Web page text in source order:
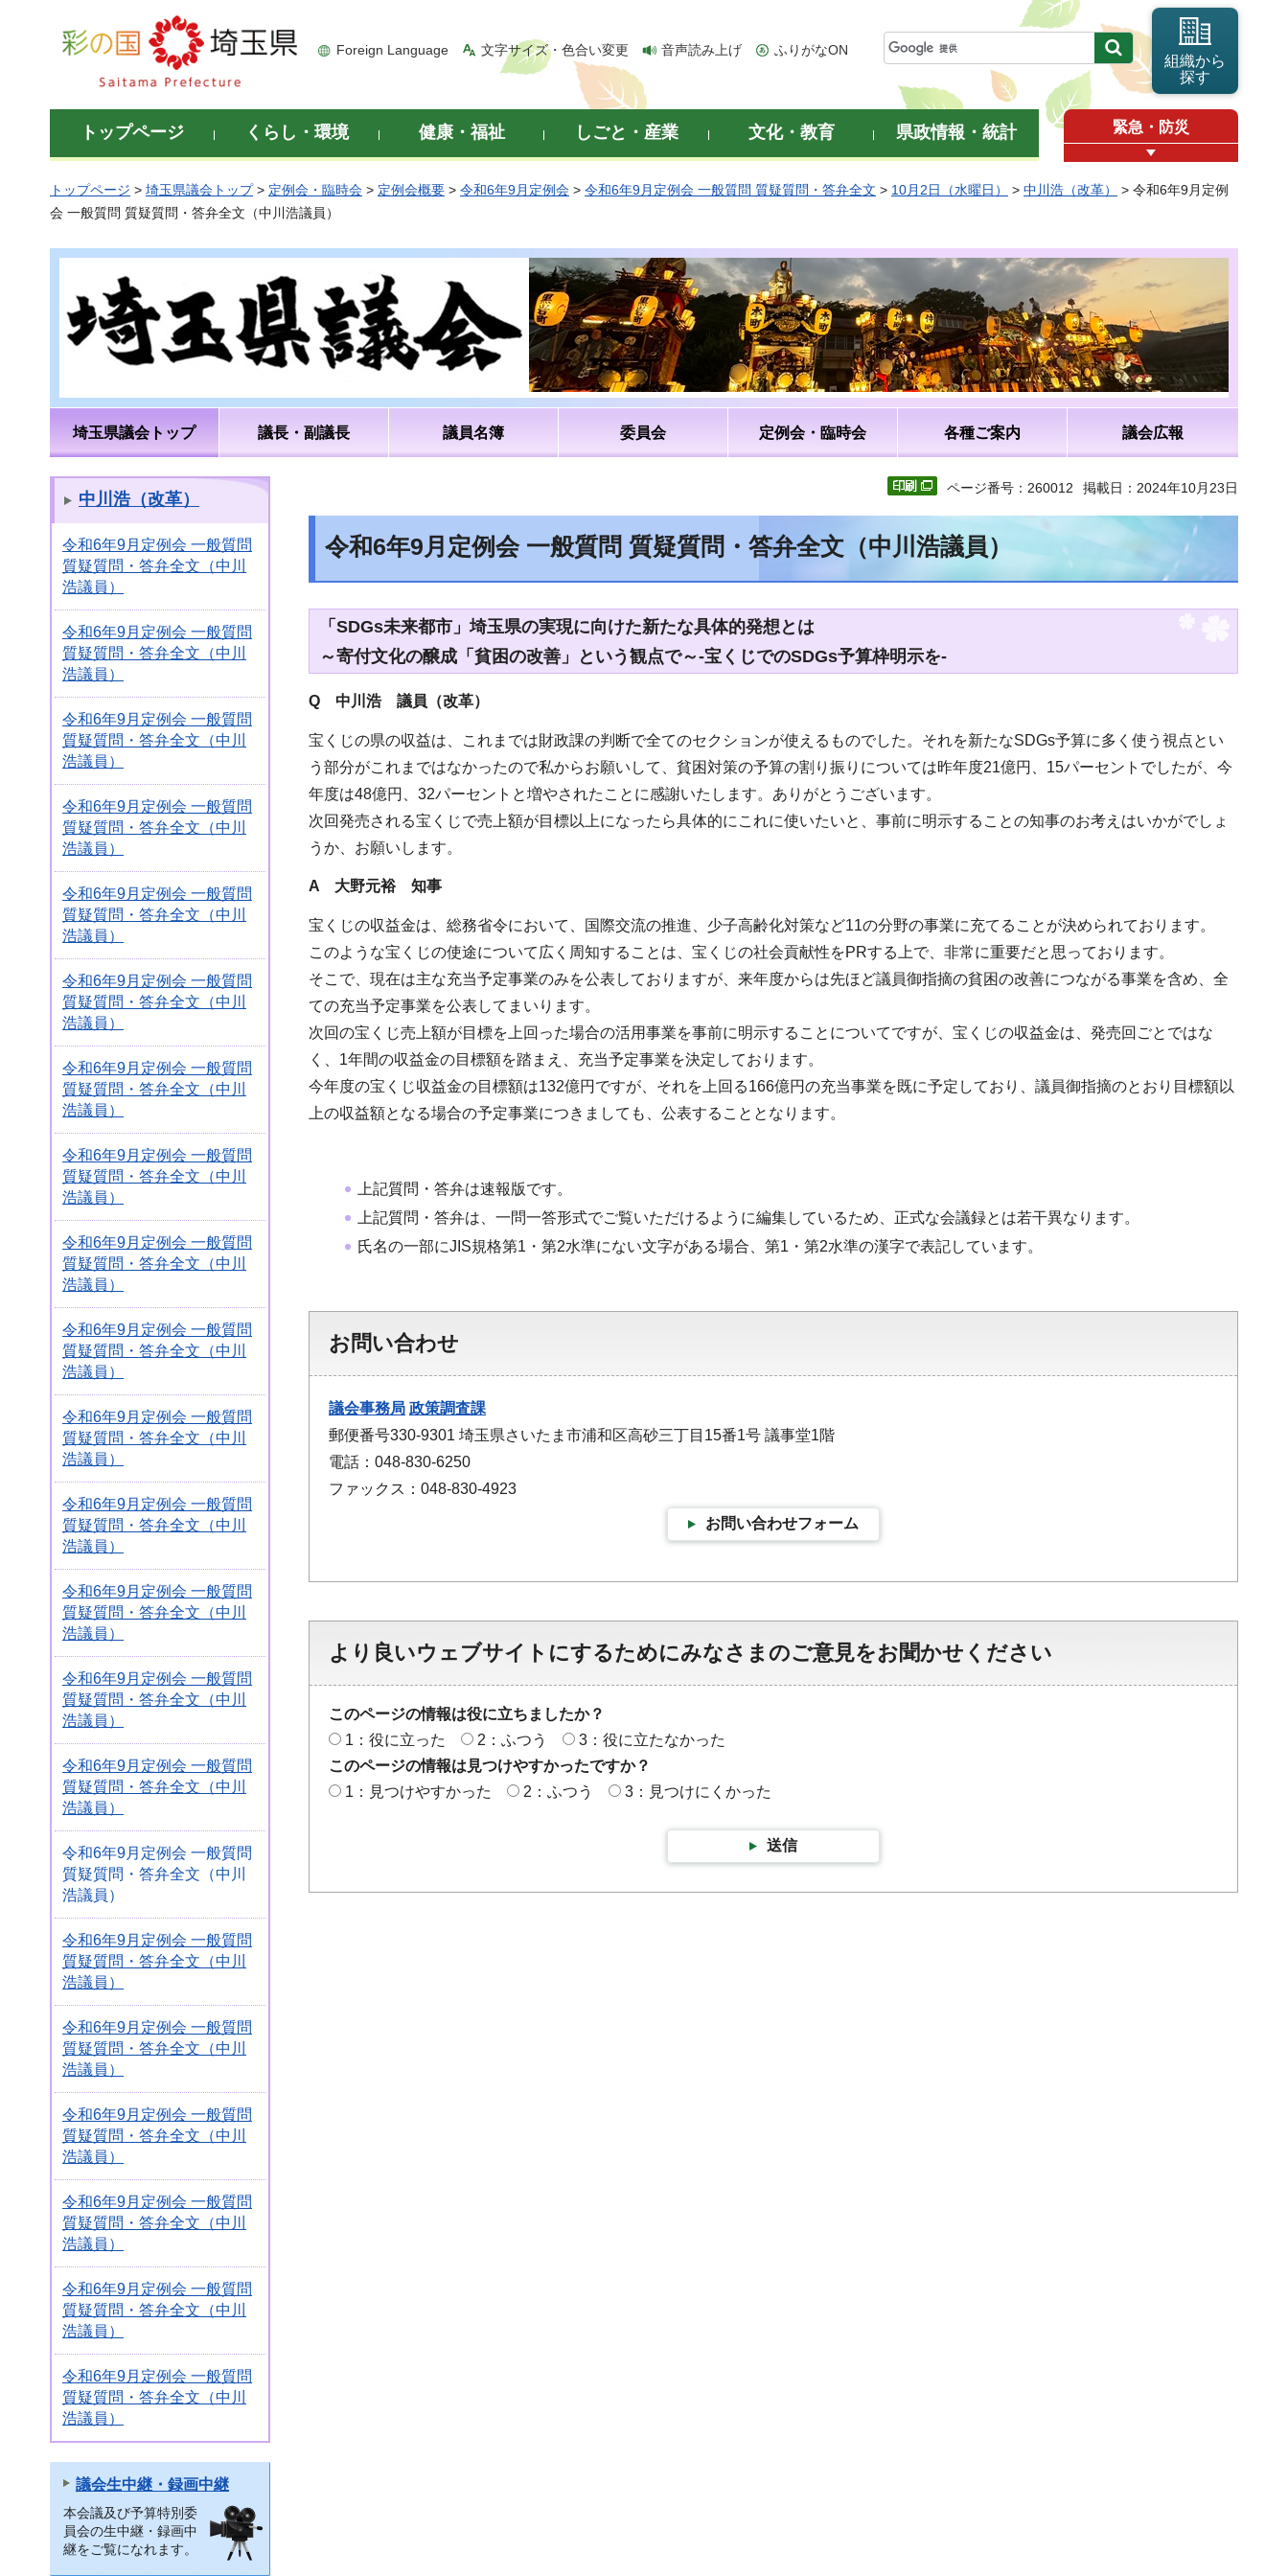
彩の国 埼玉県
Foreign Language 文字サイズ・色合い変更 音声読み上げ ふりがなON
組織から
探す
トップページ くらし・環境 健康・福祉 しごと・産業 文化・教育 県政情報・統計 緊急・防災
トップページ > 埼玉県議会トップ> 定例会・臨時会 > 定例会概要 > 令和6年9月定例会 > 令和6年9月定例会 一般質問 質疑質問・答弁全文 > 10月2日（水曜日） > 中川浩（改革）
> 令和6年9月定例
会 一般質問 質疑質問・答弁全文（中川浩議員）
埼玉県議会トップ 議長・副議長 議員名簿 委員会 定例会・臨時会 各種ご案内 議会広報
中川浩（改革）
令和6年9月定例会 一般質問
質疑質問・答弁全文（中川
浩議員）
令和6年9月定例会 一般質問
質疑質問・答弁全文（中川
浩議員）
令和6年9月定例会 一般質問
質疑質問・答弁全文（中川
浩議員）
令和6年9月定例会 一般質問
質疑質問・答弁全文（中川
浩議員）
令和6年9月定例会 一般質問
質疑質問・答弁全文（中川
浩議員）
令和6年9月定例会 一般質問
質疑質問・答弁全文（中川
浩議員）
令和6年9月定例会 一般質問
質疑質問・答弁全文（中川
浩議員）
令和6年9月定例会 一般質問
質疑質問・答弁全文（中川
浩議員）
令和6年9月定例会 一般質問
質疑質問・答弁全文（中川
浩議員）
令和6年9月定例会 一般質問
質疑質問・答弁全文（中川
浩議員）
令和6年9月定例会 一般質問
質疑質問・答弁全文（中川
浩議員）
令和6年9月定例会 一般質問
質疑質問・答弁全文（中川
浩議員）
令和6年9月定例会 一般質問
質疑質問・答弁全文（中川
浩議員）
令和6年9月定例会 一般質問
質疑質問・答弁全文（中川
浩議員）
令和6年9月定例会 一般質問
質疑質問・答弁全文（中川
浩議員）
令和6年9月定例会 一般質問
質疑質問・答弁全文（中川
浩議員）
令和6年9月定例会 一般質問
質疑質問・答弁全文（中川
浩議員）
令和6年9月定例会 一般質問
質疑質問・答弁全文（中川
浩議員）
令和6年9月定例会 一般質問
質疑質問・答弁全文（中川
浩議員）
令和6年9月定例会 一般質問
質疑質問・答弁全文（中川
浩議員）
令和6年9月定例会 一般質問
質疑質問・答弁全文（中川
浩議員）
令和6年9月定例会 一般質問
質疑質問・答弁全文（中川
浩議員）
議会生中継・録画中継
本会議及び予算特別委
員会の生中継・録画中
継をご覧になれます。
ページ番号：260012 掲載日：2024年10月23日
令和6年9月定例会 一般質問 質疑質問・答弁全文（中川浩議員）
「SDGs未来都市」埼玉県の実現に向けた新たな具体的発想とは
～寄付文化の醸成「貧困の改善」という観点で～-宝くじでのSDGs予算枠明示を-
Q 中川浩 議員（改革）
宝くじの県の収益は、これまでは財政課の判断で全てのセクションが使えるものでした。それを新たなSDGs予算に多く使う視点とい
う部分がこれまではなかったので私からお願いして、貧困対策の予算の割り振りについては昨年度21億円、15パーセントでしたが、今
年度は48億円、32パーセントと増やされたことに感謝いたします。ありがとうございます。
次回発売される宝くじで売上額が目標以上になったら具体的にこれに使いたいと、事前に明示することの知事のお考えはいかがでしょ
うか、お願いします。
A 大野元裕 知事
宝くじの収益金は、総務省令において、国際交流の推進、少子高齢化対策など11の分野の事業に充てることが決められております。
このような宝くじの使途について広く周知することは、宝くじの社会貢献性をPRする上で、非常に重要だと思っております。
そこで、現在は主な充当予定事業のみを公表しておりますが、来年度からは先ほど議員御指摘の貧困の改善につながる事業を含め、全
ての充当予定事業を公表してまいります。
次回の宝くじ売上額が目標を上回った場合の活用事業を事前に明示することについてですが、宝くじの収益金は、発売回ごとではな
く、1年間の収益金の目標額を踏まえ、充当予定事業を決定しております。
今年度の宝くじ収益金の目標額は132億円ですが、それを上回る166億円の充当事業を既に予定しており、議員御指摘のとおり目標額以
上の収益額となる場合の予定事業につきましても、公表することとなります。
上記質問・答弁は速報版です。
上記質問・答弁は、一問一答形式でご覧いただけるように編集しているため、正式な会議録とは若干異なります。
氏名の一部にJIS規格第1・第2水準にない文字がある場合、第1・第2水準の漢字で表記しています。
お問い合わせ
議会事務局 政策調査課
郵便番号330-9301 埼玉県さいたま市浦和区高砂三丁目15番1号 議事堂1階
電話：048-830-6250
ファックス：048-830-4923
お問い合わせフォーム
より良いウェブサイトにするためにみなさまのご意見をお聞かせください
このページの情報は役に立ちましたか？
1：役に立った
2：ふつう
3：役に立たなかった
このページの情報は見つけやすかったですか？
1：見つけやすかった
2：ふつう 3：見つけにくかった
送信